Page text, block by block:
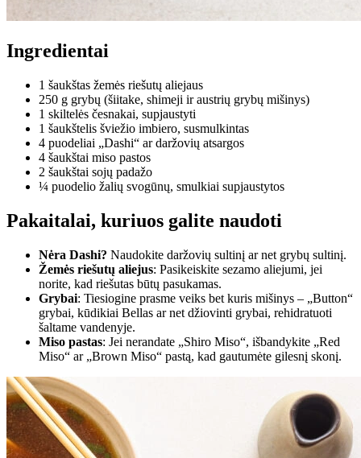
Ingredientai
1 šaukštas žemės riešutų aliejaus
250 g grybų (šiitake, shimeji ir austrių grybų mišinys)
1 skiltelės česnakai, supjaustyti
1 šaukštelis šviežio imbiero, susmulkintas
4 puodeliai „Dashi“ ar daržovių atsargos
4 šaukštai miso pastos
2 šaukštai sojų padažo
¼ puodelio žalių svogūnų, smulkiai supjaustytos
Pakaitalai, kuriuos galite naudoti
Nėra Dashi? Naudokite daržovių sultinį ar net grybų sultinį.
Žemės riešutų aliejus: Pasikeiskite sezamo aliejumi, jei
norite, kad riešutas būtų pasukamas.
Grybai: Tiesiogine prasme veiks bet kuris mišinys – „Button“
grybai, kūdikiai Bellas ar net džiovinti grybai, rehidratuoti
šaltame vandenyje.
Miso pastas: Jei nerandate „Shiro Miso“, išbandykite „Red
Miso“ ar „Brown Miso“ pastą, kad gautumėte gilesnį skonį.